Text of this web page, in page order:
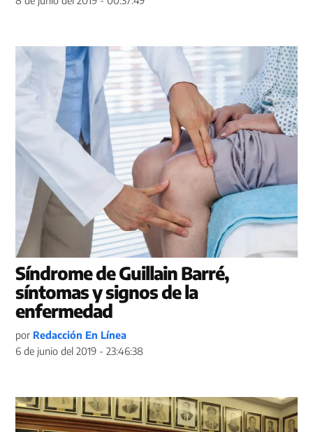
Síndrome de Guillain Barré,
síntomas y signos de la
enfermedad
por Redacción En Línea
6 de junio del 2019 - 23:46:38